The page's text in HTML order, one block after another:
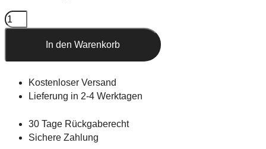
In den Warenkorb
Kostenloser Versand
Lieferung in 2-4 Werktagen
30 Tage Rückgaberecht
Sichere Zahlung